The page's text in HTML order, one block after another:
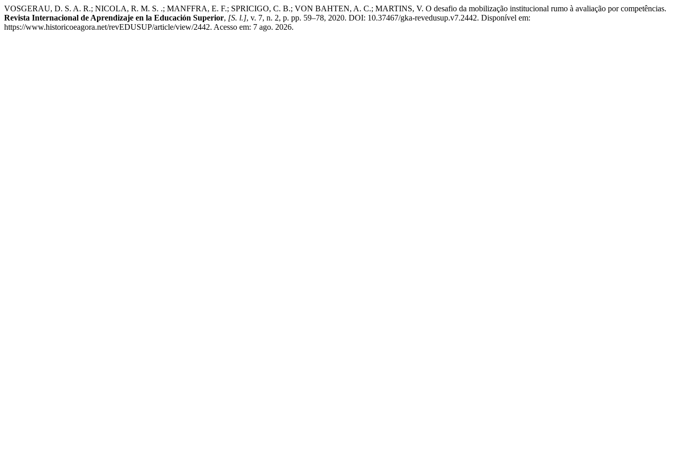
VOSGERAU, D. S. A. R.; NICOLA, R. M. S. .; MANFFRA, E. F.; SPRICIGO, C. B.; VON BAHTEN, A. C.; MARTINS, V. O desafio da mobilização institucional rumo à avaliação por competências.
Revista Internacional de Aprendizaje en la Educación Superior, [S. l.], v. 7, n. 2, p. pp. 59–78, 2020. DOI: 10.37467/gka-revedusup.v7.2442. Disponível em:
https://www.historicoeagora.net/revEDUSUP/article/view/2442. Acesso em: 7 ago. 2026.